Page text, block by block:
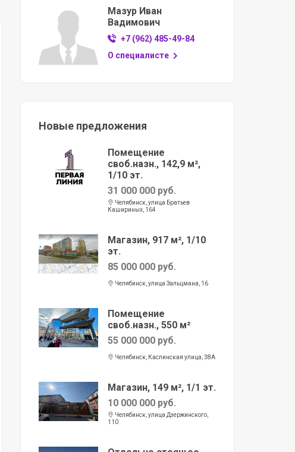
Мазур Иван
Вадимович
+7 (962) 485-49-84
О специалисте
Новые предложения
Помещение
своб.назн., 142,9 м²,
1/10 эт.
31 000 000 руб.
Челябинск, улица Братьев
Кашириных, 164
Магазин, 917 м², 1/10
эт.
85 000 000 руб.
Челябинск, улица Зальцмана, 16
Помещение
своб.назн., 550 м²
55 000 000 руб.
Челябинск, Каслинская улица, 38А
Магазин, 149 м², 1/1 эт.
10 000 000 руб.
Челябинск, улица Дзержинского,
110